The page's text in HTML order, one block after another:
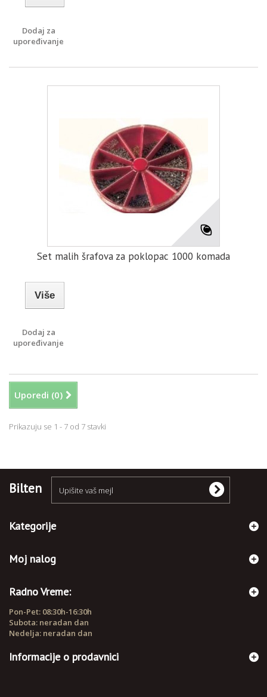
Dodaj za
upoređivanje
Set malih šrafova za poklopac 1000 komada
Više
Dodaj za
upoređivanje
Uporedi (0)
Prikazuju se 1 - 7 od 7 stavki
Bilten
Kategorije
Moj nalog
Radno Vreme:
Pon-Pet: 08:30h-16:30h
Subota: neradan dan
Nedelja: neradan dan
Informacije o prodavnici